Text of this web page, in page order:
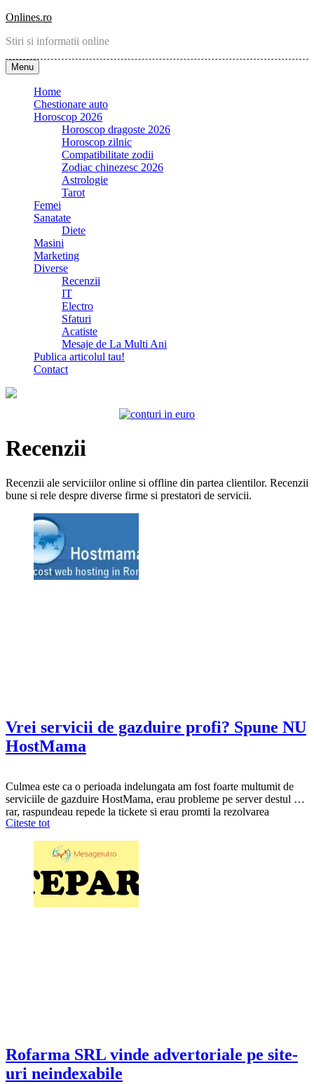
Skip
content
Onlines.ro
Stiri si informatii online
Menu
Home
Chestionare auto
Horoscop 2026
Horoscop dragoste 2026
Horoscop zilnic
Compatibilitate zodii
Zodiac chinezesc 2026
Astrologie
Tarot
Femei
Sanatate
Diete
Masini
Marketing
Diverse
Recenzii
IT
Electro
Sfaturi
Acatiste
Mesaje de La Multi Ani
Publica articolul tau!
Contact
Recenzii
Recenzii ale serviciilor online si offline din partea clientilor. Recenzii
bune si rele despre diverse firme si prestatori de servicii.
Vrei servicii de gazduire profi? Spune NU
HostMama
Culmea este ca o perioada indelungata am fost foarte multumit de
serviciile de gazduire HostMama, erau probleme pe server destul de
rar, raspundeau repede la tickete si erau promti la rezolvarea
problemelor. Insa in ultima vreme, de aproape un an, cred ca au
Citeste tot
Rofarma SRL vinde advertoriale pe site-
uri neindexabile